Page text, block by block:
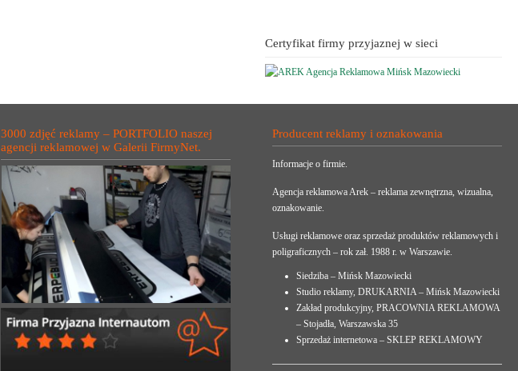
Certyfikat firmy przyjaznej w sieci
3000 zdjęć reklamy – PORTFOLIO naszej
agencji reklamowej w Galerii FirmyNet.
Producent reklamy i oznakowania
Informacje o firmie.
Agencja reklamowa Arek – reklama zewnętrzna, wizualna,
oznakowanie.
Usługi reklamowe oraz sprzedaż produktów reklamowych i
poligraficznych – rok zał. 1988 r. w Warszawie.
Siedziba – Mińsk Mazowiecki
Studio reklamy, DRUKARNIA – Mińsk Mazowiecki
Zakład produkcyjny, PRACOWNIA REKLAMOWA
– Stojadła, Warszawska 35
Sprzedaż internetowa – SKLEP REKLAMOWY